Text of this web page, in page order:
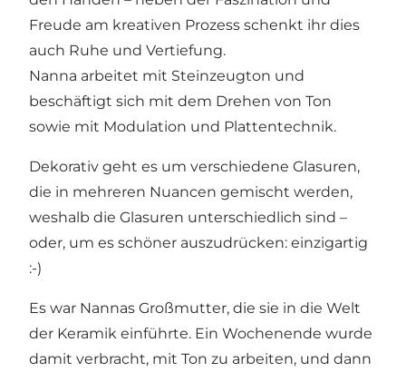
Freude am kreativen Prozess schenkt ihr dies
auch Ruhe und Vertiefung.
Nanna arbeitet mit Steinzeugton und
beschäftigt sich mit dem Drehen von Ton
sowie mit Modulation und Plattentechnik.
Dekorativ geht es um verschiedene Glasuren,
die in mehreren Nuancen gemischt werden,
weshalb die Glasuren unterschiedlich sind –
oder, um es schöner auszudrücken: einzigartig
:-)
Es war Nannas Großmutter, die sie in die Welt
der Keramik einführte. Ein Wochenende wurde
damit verbracht, mit Ton zu arbeiten, und dann